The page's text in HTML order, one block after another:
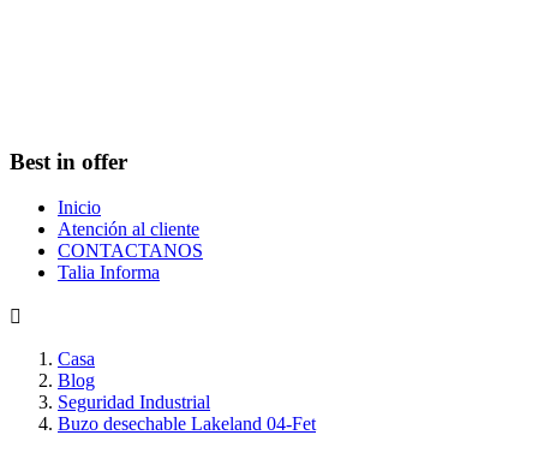
Best in offer
Inicio
Atención al cliente
CONTACTANOS
Talia Informa

Casa
Blog
Seguridad Industrial
Buzo desechable Lakeland 04-Fet